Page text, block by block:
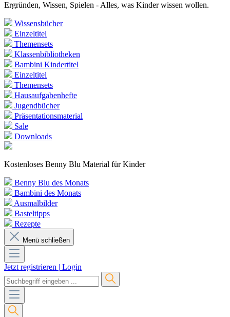
Ergründen, Wissen, Spielen - Alles, was Kinder wissen wollen.
Wissensbücher
Einzeltitel
Themensets
Klassenbibliotheken
Bambini Kindertitel
Einzeltitel
Themensets
Hausaufgabenhefte
Jugendbücher
Präsentationsmaterial
Sale
Downloads
Kostenloses Benny Blu Material für Kinder
Benny Blu des Monats
Bambini des Monats
Ausmalbilder
Basteltipps
Rezepte
Menü schließen
Jetzt registrieren | Login